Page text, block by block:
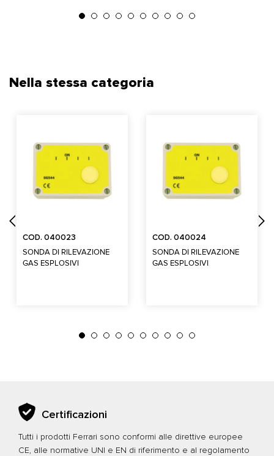
Nella stessa categoria
COD. 040023
SONDA DI RILEVAZIONE
GAS ESPLOSIVI
COD. 040024
SONDA DI RILEVAZIONE
GAS ESPLOSIVI
Certificazioni
Tutti i prodotti Ferrari sono conformi alle direttive europee
CE, alle normative UNI e EN di riferimento e al regolamento